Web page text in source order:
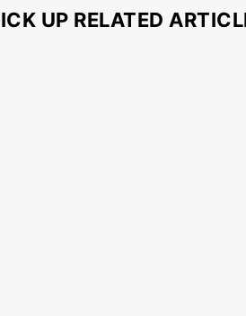
UP RELATED